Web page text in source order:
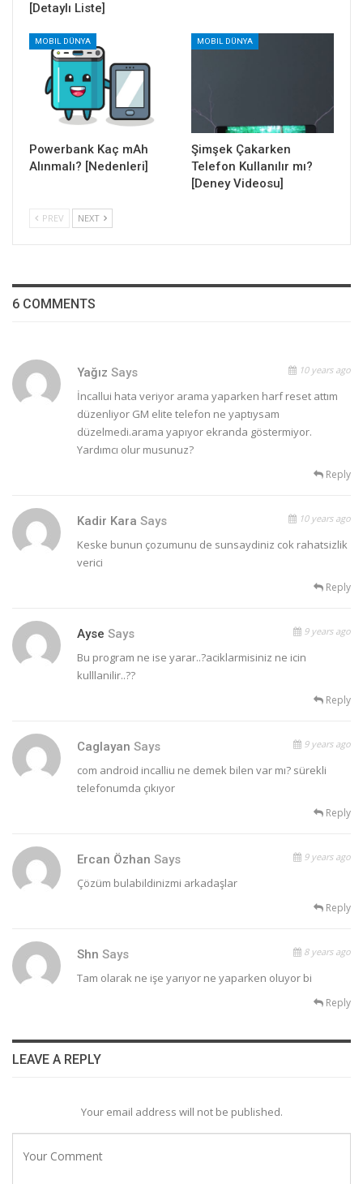
[Detaylı Liste]
MOBIL DÜNYA
Powerbank Kaç mAh
Alınmalı? [Nedenleri]
MOBIL DÜNYA
Şimşek Çakarken
Telefon Kullanılır mı?
[Deney Videosu]
PREV NEXT
6 COMMENTS
Yağız Says 10 years ago
İncallui hata veriyor arama yaparken harf reset attım
düzenliyor GM elite telefon ne yaptıysam
düzelmedi.arama yapıyor ekranda göstermiyor.
Yardımcı olur musunuz?
Reply
Kadir Kara Says 10 years ago
Keske bunun çozumunu de sunsaydiniz cok rahatsizlik
verici
Reply
Ayse Says 9 years ago
Bu program ne ise yarar..?aciklarmisiniz ne icin
kulllanilir..??
Reply
Caglayan Says 9 years ago
com android incalliu ne demek bilen var mı? sürekli
telefonumda çıkıyor
Reply
Ercan Özhan Says 9 years ago
Çözüm bulabildinizmi arkadaşlar
Reply
Shn Says 8 years ago
Tam olarak ne işe yarıyor ne yaparken oluyor bi
Reply
LEAVE A REPLY
Your email address will not be published.